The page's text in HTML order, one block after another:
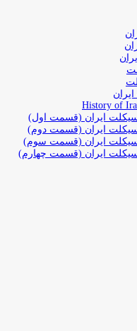
History of
ایران (قسمت اول)
ایران (قسمت دوم)
ایران (قسمت سوم)
ایران (قسمت چهارم)